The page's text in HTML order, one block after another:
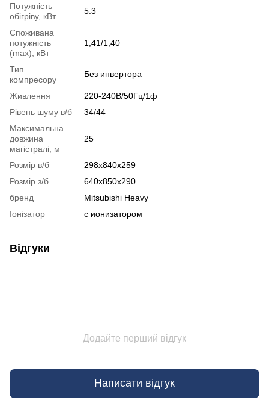
Потужність
обігріву, кВт
5.3
Споживана
потужність
(max), кВт
1,41/1,40
Тип
компресору
Без инвертора
Живлення
220-240В/50Гц/1ф
Рівень шуму в/б
34/44
Максимальна
довжина
магістралі, м
25
Розмір в/б
298x840x259
Розмір з/б
640x850x290
бренд
Mitsubishi Heavy
Іонізатор
с ионизатором
Відгуки
Додайте перший відгук
Написати відгук